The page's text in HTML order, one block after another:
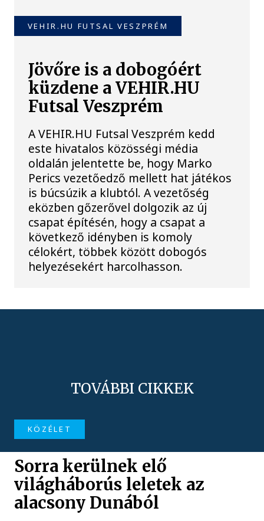
VEHIR.HU FUTSAL VESZPRÉM
Jövőre is a dobogóért
küzdene a VEHIR.HU
Futsal Veszprém
A VEHIR.HU Futsal Veszprém kedd
este hivatalos közösségi média
oldalán jelentette be, hogy Marko
Perics vezetőedző mellett hat játékos
is búcsúzik a klubtól. A vezetőség
eközben gőzerővel dolgozik az új
csapat építésén, hogy a csapat a
következő idényben is komoly
célokért, többek között dobogós
helyezésekért harcolhasson.
TOVÁBBI CIKKEK
KÖZÉLET
Sorra kerülnek elő
világháborús leletek az
alacsony Dunából